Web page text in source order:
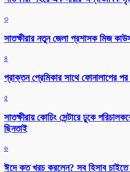
৩
সাতক্ষীরার নতুন জেলা প্রশাসক মিজ
৪
প্রাক্তন প্রেমিকার সাথে ফোনালাপের
৫
সাতক্ষীরায় কোচিং সেন্টারে ঢুকে
ছিনতাই
৬
ঈদে কত খরচ করলেন? সব হিসাব